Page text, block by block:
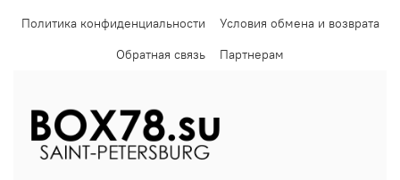
Политика конфиденциальности
Условия обмена и возврата
Обратная связь
Партнерам